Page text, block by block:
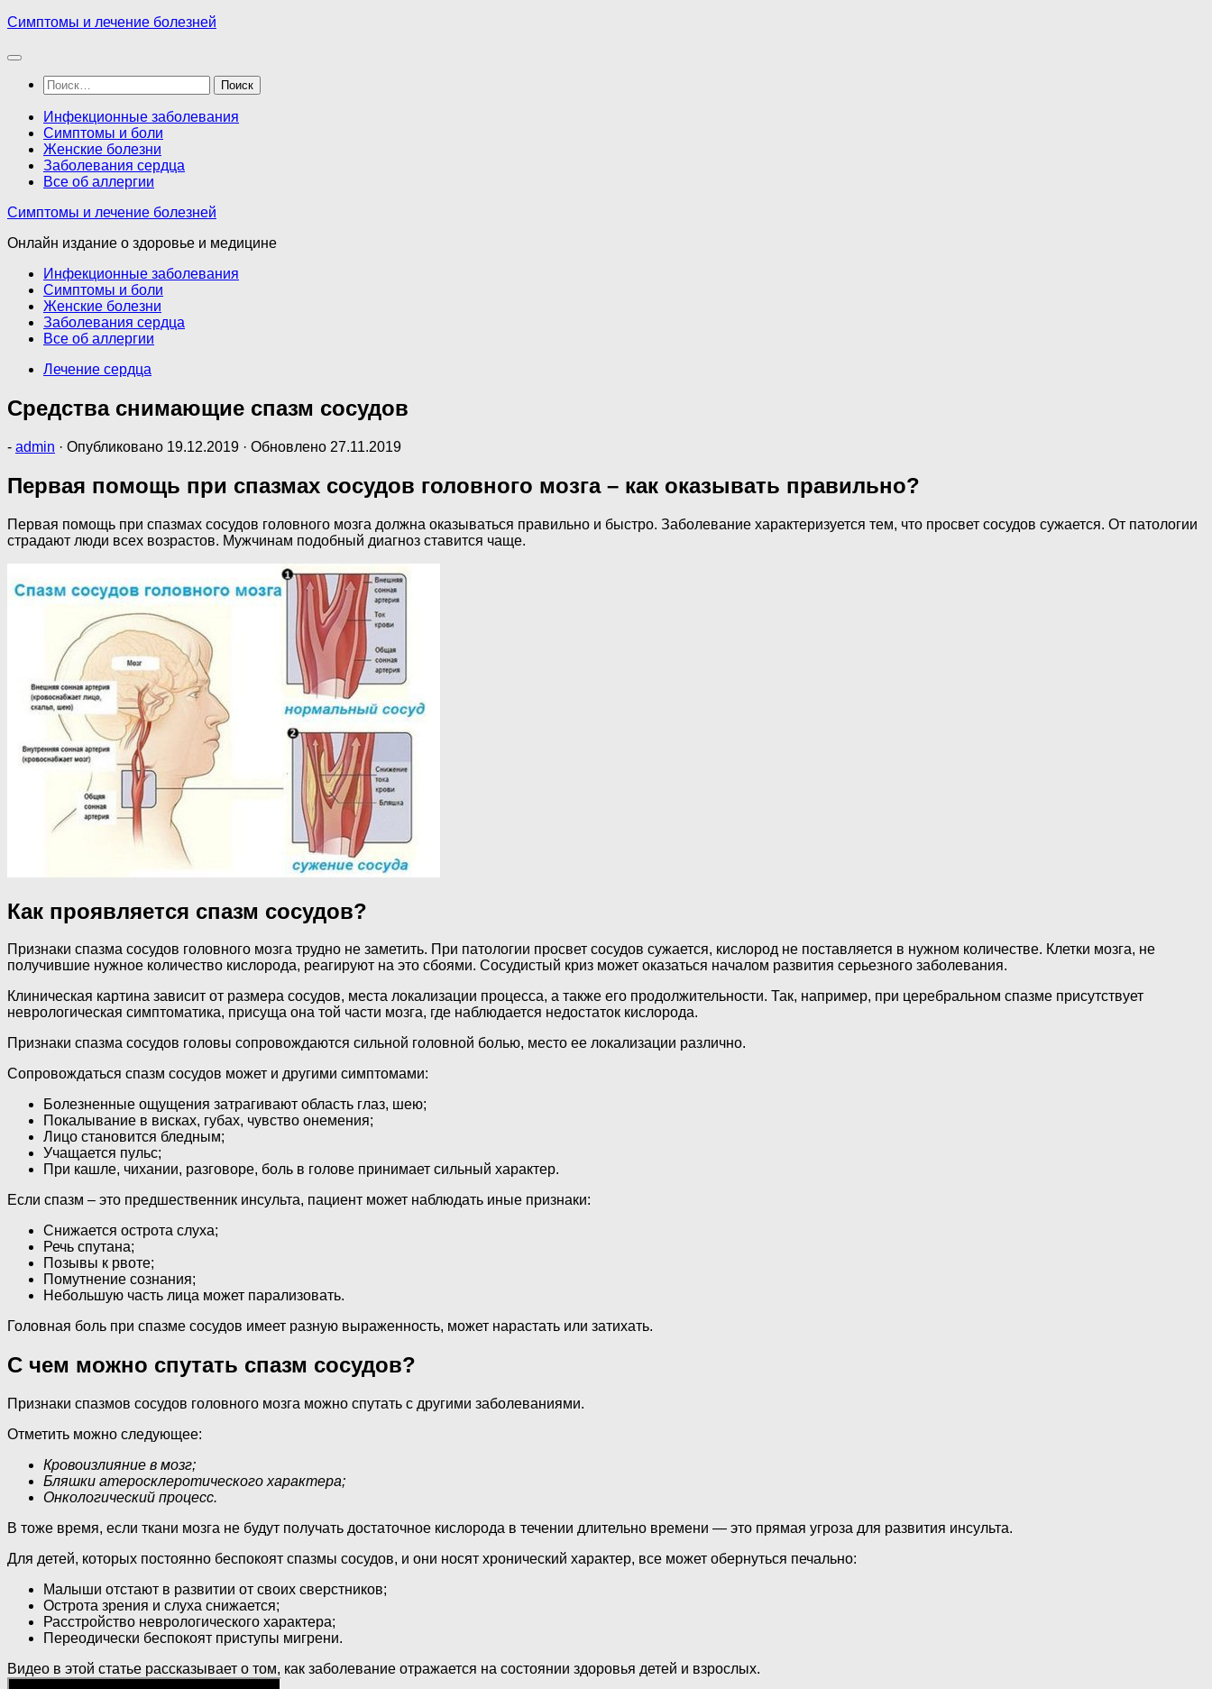
Перейти
содержимому
Симптомы и лечение болезней
Найти:
Инфекционные заболевания
Симптомы и боли
Женские болезни
Заболевания сердца
Все об аллергии
Симптомы и лечение болезней
Онлайн издание о здоровье и медицине
Инфекционные заболевания
Симптомы и боли
Женские болезни
Заболевания сердца
Все об аллергии
Лечение сердца
Средства снимающие спазм сосудов
- admin · Опубликовано 19.12.2019 · Обновлено 27.11.2019
Первая помощь при спазмах сосудов головного мозга – как оказывать правильно?
Первая помощь при спазмах сосудов головного мозга должна оказываться правильно и быстро. Заболевание характеризуется тем, что просвет сосудов сужается. От патологии
страдают люди всех возрастов. Мужчинам подобный диагноз ставится чаще.
Как проявляется спазм сосудов?
Признаки спазма сосудов головного мозга трудно не заметить. При патологии просвет сосудов сужается, кислород не поставляется в нужном количестве. Клетки мозга, не
получившие нужное количество кислорода, реагируют на это сбоями. Сосудистый криз может оказаться началом развития серьезного заболевания.
Клиническая картина зависит от размера сосудов, места локализации процесса, а также его продолжительности. Так, например, при церебральном спазме присутствует
неврологическая симптоматика, присуща она той части мозга, где наблюдается недостаток кислорода.
Признаки спазма сосудов головы сопровождаются сильной головной болью, место ее локализации различно.
Сопровождаться спазм сосудов может и другими симптомами:
Болезненные ощущения затрагивают область глаз, шею;
Покалывание в висках, губах, чувство онемения;
Лицо становится бледным;
Учащается пульс;
При кашле, чихании, разговоре, боль в голове принимает сильный характер.
Если спазм – это предшественник инсульта, пациент может наблюдать иные признаки:
Снижается острота слуха;
Речь спутана;
Позывы к рвоте;
Помутнение сознания;
Небольшую часть лица может парализовать.
Головная боль при спазме сосудов имеет разную выраженность, может нарастать или затихать.
С чем можно спутать спазм сосудов?
Признаки спазмов сосудов головного мозга можно спутать с другими заболеваниями.
Отметить можно следующее:
Кровоизлияние в мозг;
Бляшки атеросклеротического характера;
Онкологический процесс.
В тоже время, если ткани мозга не будут получать достаточное кислорода в течении длительно времени — это прямая угроза для развития инсульта.
Для детей, которых постоянно беспокоят спазмы сосудов, и они носят хронический характер, все может обернуться печально:
Малыши отстают в развитии от своих сверстников;
Острота зрения и слуха снижается;
Расстройство неврологического характера;
Переодически беспокоят приступы мигрени.
Видео в этой статье рассказывает о том, как заболевание отражается на состоянии здоровья детей и взрослых.